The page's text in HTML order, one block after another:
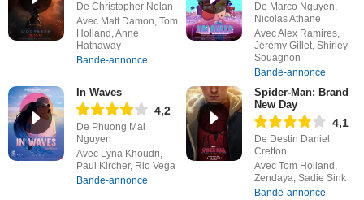
De Christopher Nolan
Avec Matt Damon, Tom
Holland, Anne
Hathaway
Bande-annonce
De Marco Nguyen,
Nicolas Athane
Avec Alex Ramires,
Jérémy Gillet, Shirley
Souagnon
Bande-annonce
In Waves
4,2
De Phuong Mai
Nguyen
Avec Lyna Khoudri,
Paul Kircher, Rio Vega
Bande-annonce
Spider-Man: Brand
New Day
4,1
De Destin Daniel
Cretton
Avec Tom Holland,
Zendaya, Sadie Sink
Bande-annonce